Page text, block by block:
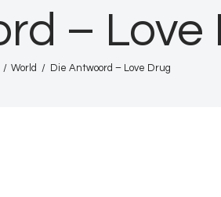
– Love
World Die Antwoord – Love Drug